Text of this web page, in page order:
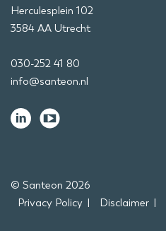
Herculesplein 102
3584 AA Utrecht
030-252 41 80
info@santeon.nl
© Santeon 2026
Privacy Policy
Disclaimer